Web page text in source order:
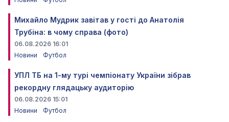
Михайло Мудрик завітав у гості до Анатолія
Трубіна: в чому справа (фото)
06.08.2026 16:01
Новини
Футбол
УПЛ ТБ на 1-му турі чемпіонату України зібрав
рекордну глядацьку аудиторію
06.08.2026 15:01
Новини
Футбол